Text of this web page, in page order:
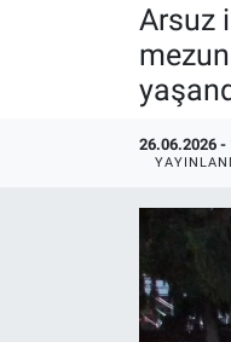
Arsuz
26.06.2026 -